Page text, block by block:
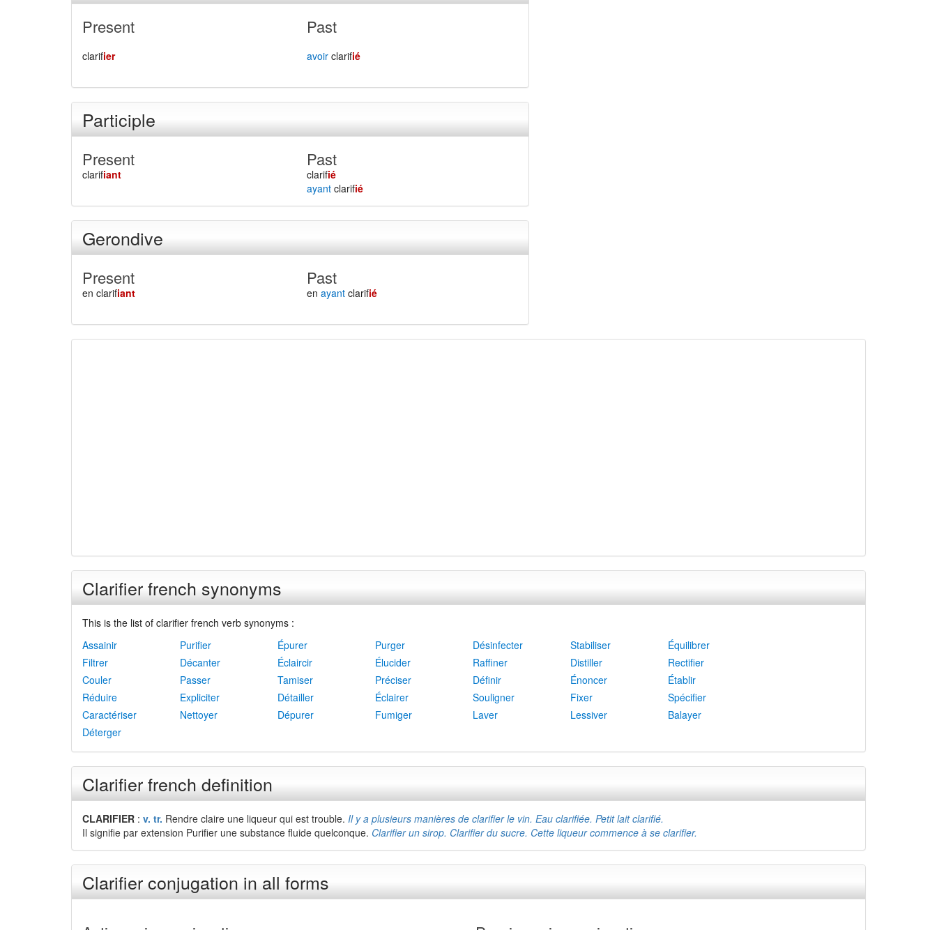
Present
clarifier
Past
avoir clarifié
Participle
Present
clarifiant
Past
clarifié
ayant clarifié
Gerondive
Present
en clarifiant
Past
enayant clarifié
Clarifier french synonyms
This is the list of clarifier french verb synonyms :
Assainir
Purifier Épurer Purger Désinfecter Stabiliser
Équilibrer
Filtrer
Décanter Éclaircir Élucider Raffiner Distiller
Rectifier
Couler
Passer Tamiser Préciser Définir Énoncer
Établir
Réduire
Expliciter Détailler Éclairer Souligner Fixer
Spécifier
Caractériser
Nettoyer Dépurer Fumiger Laver Lessiver
Balayer
Déterger
Clarifier french definition
CLARIFIER : v. tr. Rendre claire une liqueur qui est trouble. Il y a plusieurs manières de clarifier le vin. Eau clarifiée. Petit lait clarifié.
Il signifie par extension Purifier une substance fluide quelconque. Clarifier un sirop. Clarifier du sucre. Cette liqueur commence à se clarifier.
Clarifier conjugation in all forms